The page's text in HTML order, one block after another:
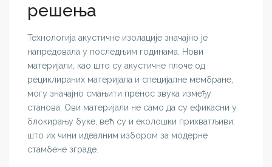
решења
Технологија акустичне изолације значајно је
напредовала у последњим годинама. Нови
материјали, као што су акустичне плоче од
рециклираних материјала и специјалне мембране,
могу значајно смањити пренос звука између
станова. Ови материјали не само да су ефикасни у
блокирању буке, већ су и еколошки прихватљиви,
што их чини идеалним избором за модерне
стамбене зграде.